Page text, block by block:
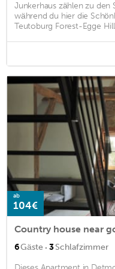
Junkerhaus zählen zu den
während du hier die
Teutoburg Forest-Egge
ab
104€
Country house near
6Gäste · 3Schlafzimmer